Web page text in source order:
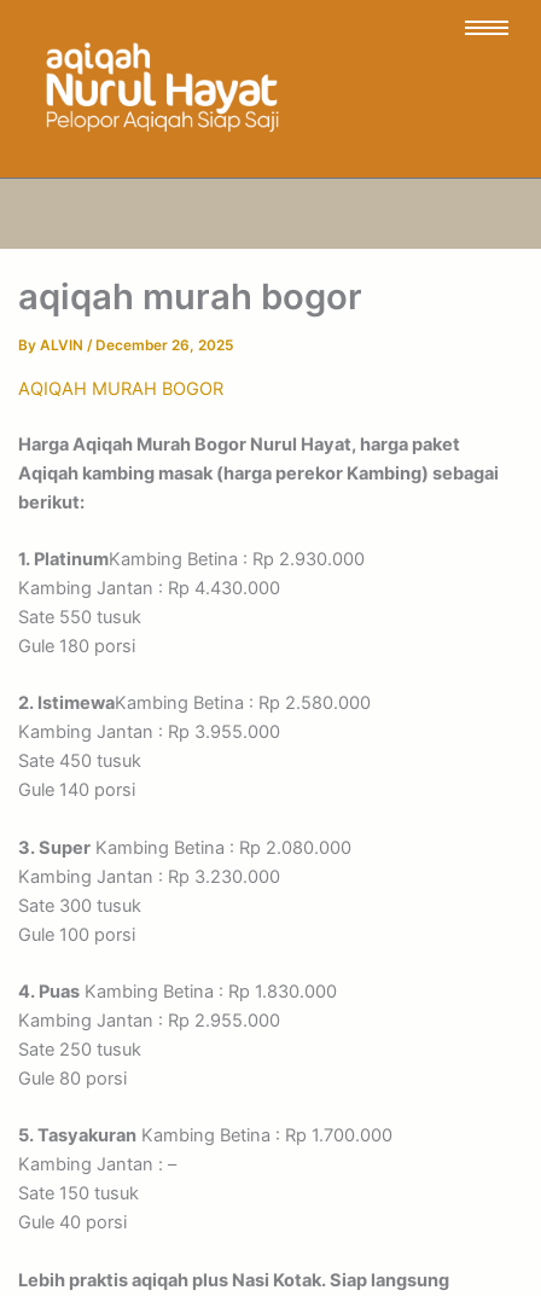
aqiqah murah bogor
By ALVIN / December 26, 2025
AQIQAH MURAH BOGOR
Harga Aqiqah Murah Bogor Nurul Hayat, harga paket
Aqiqah kambing masak (harga perekor Kambing) sebagai
berikut:
1. PlatinumKambing Betina : Rp 2.930.000
Kambing Jantan : Rp 4.430.000
Sate 550 tusuk
Gule 180 porsi
2. IstimewaKambing Betina : Rp 2.580.000
Kambing Jantan : Rp 3.955.000
Sate 450 tusuk
Gule 140 porsi
3. SuperKambing Betina : Rp 2.080.000
Kambing Jantan : Rp 3.230.000
Sate 300 tusuk
Gule 100 porsi
4. PuasKambing Betina : Rp 1.830.000
Kambing Jantan : Rp 2.955.000
Sate 250 tusuk
Gule 80 porsi
5. TasyakuranKambing Betina : Rp 1.700.000
Kambing Jantan : –
Sate 150 tusuk
Gule 40 porsi
Lebih praktis aqiqah plus Nasi Kotak. Siap langsung